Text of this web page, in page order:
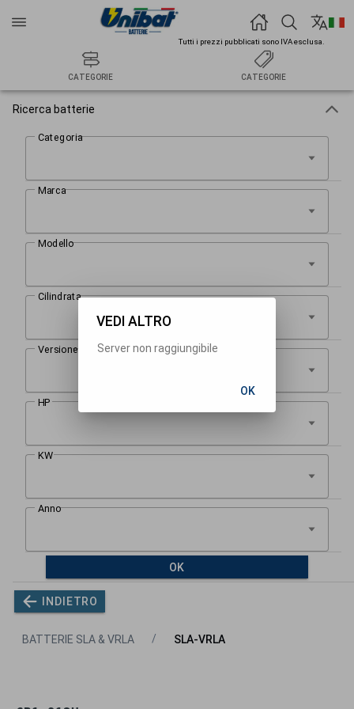
Tutti i prezzi pubblicati sono IVA esclusa.
CATEGORIE CATEGORIE
Ricerca batterie
OK
INDIETRO
BATTERIE SLA & VRLA SLA-VRLA
VEDI ALTRO
Server non raggiungibile
OK